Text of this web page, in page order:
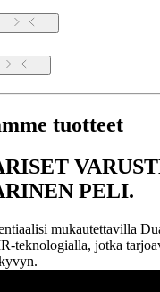
tuotteet
PELI.
mukautettavilla
teknologialla, jotka